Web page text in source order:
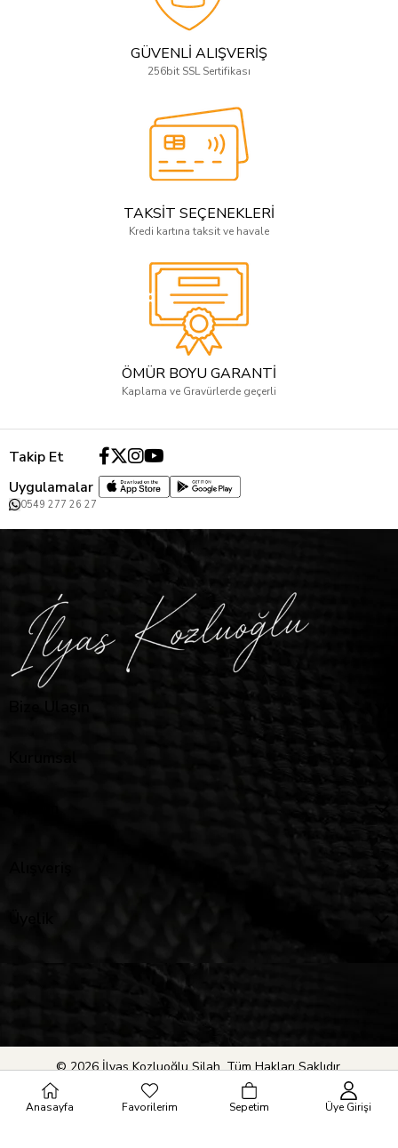
GÜVENLİ ALIŞVERİŞ
256bit SSL Sertifikası
TAKSİT SEÇENEKLERİ
Kredi kartına taksit ve havale
ÖMÜR BOYU GARANTİ
Kaplama ve Gravürlerde geçerli
Takip Et
Uygulamalar
0549 277 26 27
© 2026 İlyas Kozluoğlu Silah. Tüm Hakları Saklıdır.
Anasayfa Favorilerim Sepetim Üye Girişi